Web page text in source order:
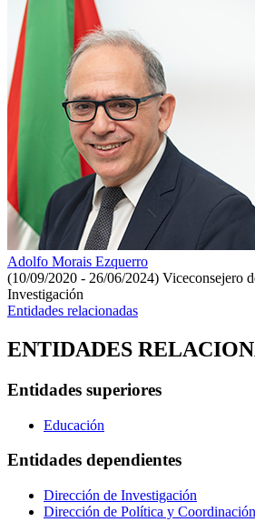
Adolfo Morais Ezquerro
(10/09/2020 - 26/06/2024) Viceconsejero
Investigación
Entidades relacionadas
ENTIDADES
Entidades superiores
Educación
Entidades dependientes
Dirección de Investigación
Dirección de Política y